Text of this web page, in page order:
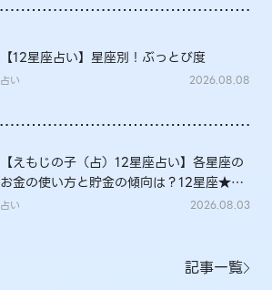
【12星座占い】星座別！ぶっとび度
占い 2026.08.08
【えもじの子（占）12星座占い】各星座の
お金の使い方と貯金の傾向は？12星座★徹
底解説
占い 2026.08.03
記事一覧